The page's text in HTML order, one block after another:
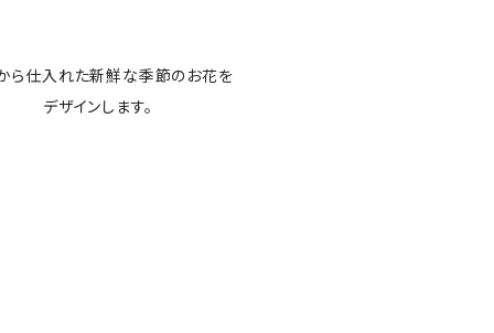
ら仕入れた新鮮な季節のお花を
デザインします。